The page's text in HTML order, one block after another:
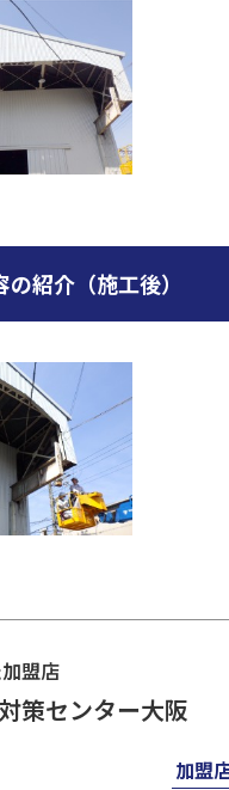
紹介（施工後）
盟店
策センター大阪
加盟